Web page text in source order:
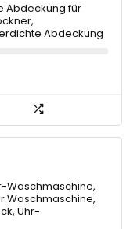
Abdeckung für
Abdeckung
Waschmaschine,
Waschmaschine,
Uhr-